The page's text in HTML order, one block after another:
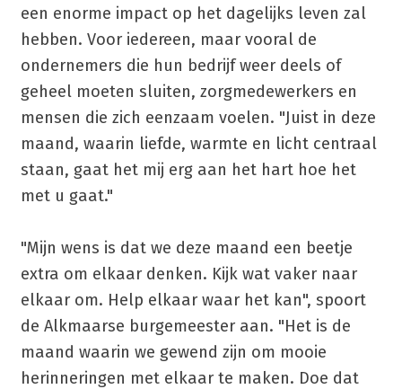
een enorme impact op het dagelijks leven zal
hebben. Voor iedereen, maar vooral de
ondernemers die hun bedrijf weer deels of
geheel moeten sluiten, zorgmedewerkers en
mensen die zich eenzaam voelen. "Juist in deze
maand, waarin liefde, warmte en licht centraal
staan, gaat het mij erg aan het hart hoe het
met u gaat."
"Mijn wens is dat we deze maand een beetje
extra om elkaar denken. Kijk wat vaker naar
elkaar om. Help elkaar waar het kan", spoort
de Alkmaarse burgemeester aan. "Het is de
maand waarin we gewend zijn om mooie
herinneringen met elkaar te maken. Doe dat